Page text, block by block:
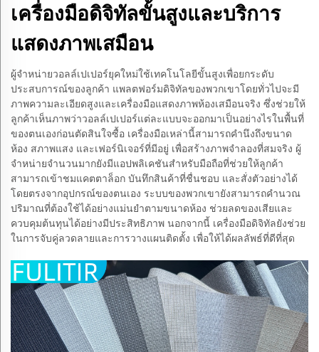
เครื่องมือดิจิทัลขั้นสูงและบริการ
แสดงภาพเสมือน
ผู้จำหน่ายวอลล์เปเปอร์ยุคใหม่ใช้เทคโนโลยีขั้นสูงเพื่อยกระดับ
ประสบการณ์ของลูกค้า แพลตฟอร์มดิจิทัลของพวกเขาโดยทั่วไปจะมี
ภาพความละเอียดสูงและเครื่องมือแสดงภาพห้องเสมือนจริง ซึ่งช่วยให้
ลูกค้าเห็นภาพว่าวอลล์เปเปอร์แต่ละแบบจะออกมาเป็นอย่างไรในพื้นที่
ของตนเองก่อนตัดสินใจซื้อ เครื่องมือเหล่านี้สามารถคำนึงถึงขนาด
ห้อง สภาพแสง และเฟอร์นิเจอร์ที่มีอยู่ เพื่อสร้างภาพจำลองที่สมจริง ผู้
จำหน่ายจำนวนมากยังมีแอปพลิเคชันสำหรับมือถือที่ช่วยให้ลูกค้า
สามารถเข้าชมแคตตาล็อก บันทึกสินค้าที่ชื่นชอบ และสั่งตัวอย่างได้
โดยตรงจากอุปกรณ์ของตนเอง ระบบของพวกเขายังสามารถคำนวณ
ปริมาณที่ต้องใช้ได้อย่างแม่นยำตามขนาดห้อง ช่วยลดของเสียและ
ควบคุมต้นทุนได้อย่างมีประสิทธิภาพ นอกจากนี้ เครื่องมือดิจิทัลยังช่วย
ในการจับคู่ลวดลายและการวางแผนติดตั้ง เพื่อให้ได้ผลลัพธ์ที่ดีที่สุด